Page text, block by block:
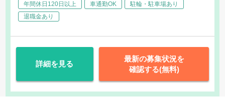
・その他、上記に付随する業務
年間休日120日以上
車通勤OK
駐輪・駐車場あり
退職金あり
詳細を見る
最新の募集状況を
確認する(無料)